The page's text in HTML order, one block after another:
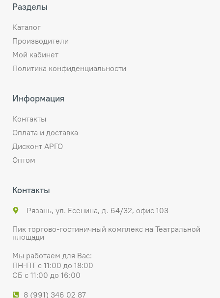
Разделы
Каталог
Производители
Мой кабинет
Политика конфиденциальности
Информация
Контакты
Оплата и доставка
Дисконт АРГО
Оптом
Контакты
Рязань, ул. Есенина, д. 64/32, офис 103
Пик торгово-гостиничный комплекс на Театральной
площади
Мы работаем для Вас:
ПН-ПТ с 11:00 до 18:00
СБ с 11:00 до 16:00
8 (991) 346 02 87